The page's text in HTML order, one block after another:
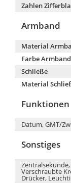
Zahlen
Armband
Material
Farbe Armband
Schließe
Material
Funktionen
Datum, GMT/
Sonstiges
Verschraubte
Drücker,